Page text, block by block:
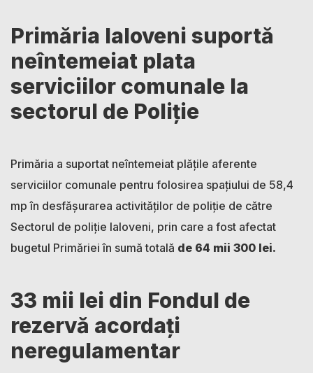
Primăria Ialoveni suportă
neîntemeiat plata
serviciilor comunale la
sectorul de Poliție
Primăria a suportat neîntemeiat plățile aferente
serviciilor comunale pentru folosirea spațiului de 58,4
mp în desfășurarea activităților de poliție de către
Sectorul de poliție Ialoveni, prin care a fost afectat
bugetul Primăriei în sumă totală de 64 mii 300 lei.
33 mii lei din Fondul de
rezervă acordați
neregulamentar